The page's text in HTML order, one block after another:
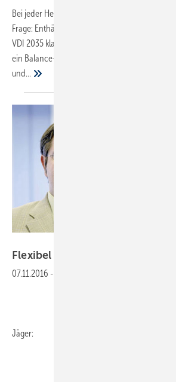
Bei jeder Heizungsanlage stellt sich früher oder
Frage: Enthärtung, Entsalzung oder gar nichts?
VDI 2035 klare Vorgaben. Und dennoch stellt
ein Balance-Akt heraus. Gerätehersteller,
und...
Flexibel
07.11.2016 -
Jäger: